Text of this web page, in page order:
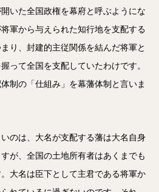
いた全国政権を幕府と呼ぶようにな
軍から与えられた知行地を支配する
り、封建的主従関係を結んだ将軍と
って全国を支配していたわけです。
制の「仕組み」を幕藩体制と言いま
のは、大名が支配する藩は大名自身
が、全国の土地所有者はあくまでも
大名は臣下として主君である将軍か